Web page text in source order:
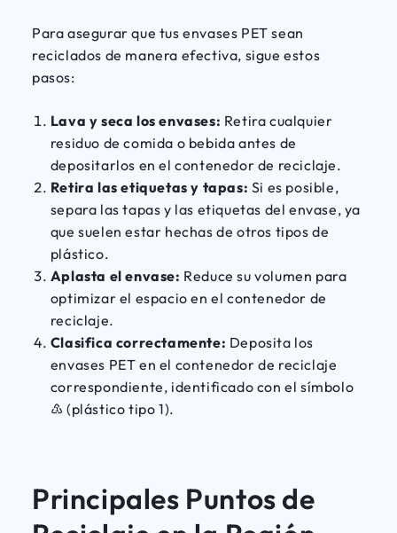
Para asegurar que tus envases PET sean
reciclados de manera efectiva, sigue estos
pasos:
Lava y seca los envases: Retira cualquier
residuo de comida o bebida antes de
depositarlos en el contenedor de reciclaje.
Retira las etiquetas y tapas: Si es posible,
separa las tapas y las etiquetas del envase, ya
que suelen estar hechas de otros tipos de
plástico.
Aplasta el envase: Reduce su volumen para
optimizar el espacio en el contenedor de
reciclaje.
Clasifica correctamente: Deposita los
envases PET en el contenedor de reciclaje
correspondiente, identificado con el símbolo
♳ (plástico tipo 1).
Principales Puntos de